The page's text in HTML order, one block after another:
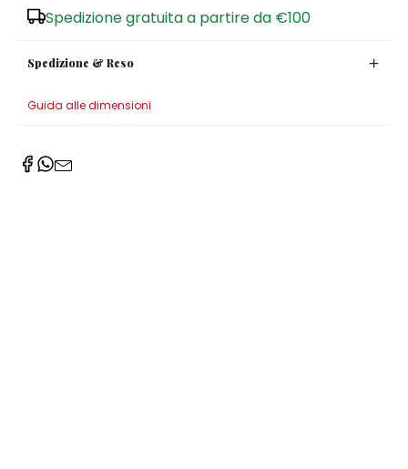
Spedizione gratuita a partire da €100
Spedizione & Reso
Guida alle dimensioni